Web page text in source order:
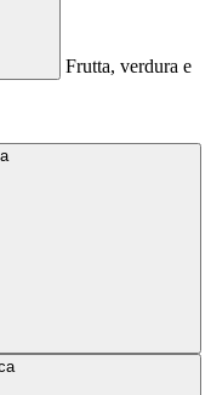
Frutta, verdura e